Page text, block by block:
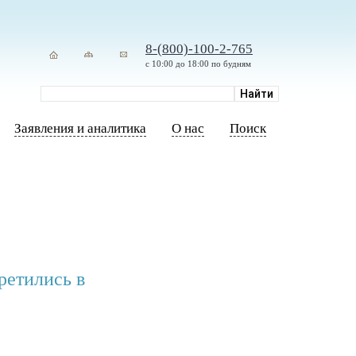
8-(800)-100-2-765
с 10:00 до 18:00 по будням
Заявления и аналитика О нас Поиск
в